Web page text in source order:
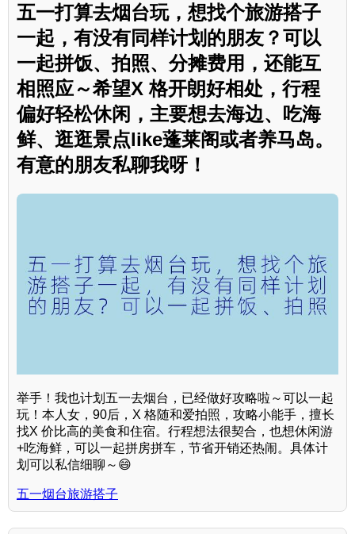
五一打算去烟台玩，想找个旅游搭子
一起，有没有同样计划的朋友？可以
一起拼饭、拍照、分摊费用，还能互
相照应～希望X 格开朗好相处，行程
偏好轻松休闲，主要想去海边、吃海
鲜、逛逛景点like蓬莱阁或者养马岛。
有意的朋友私聊我呀！
举手！我也计划五一去烟台，已经做好攻略啦～可以一起
玩！本人女，90后，X 格随和爱拍照，攻略小能手，擅长
找X 价比高的美食和住宿。行程想法很契合，也想休闲游
+吃海鲜，可以一起拼房拼车，节省开销还热闹。具体计
划可以私信细聊～😄
五一烟台旅游搭子